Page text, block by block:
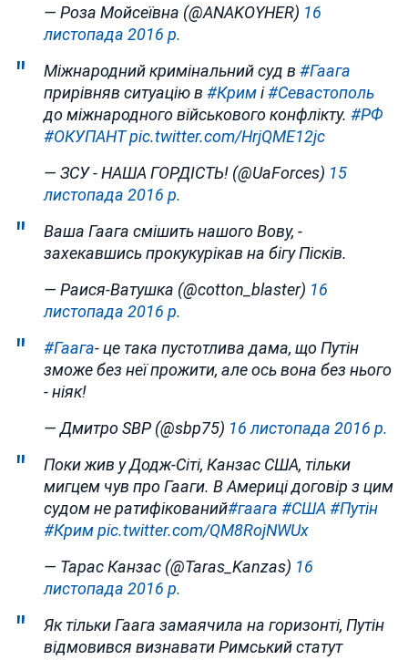
— Роза Мойсеївна (@ANAKOYHER) 16
листопада 2016 р.
Міжнародний кримінальний суд в #Гаага
прирівняв ситуацію в #Кримі#Севастополь
до міжнародного військового конфлікту. #РФ
#ОКУПАНТpic.twitter.com/HrjQME12jc
— ЗСУ - НАША ГОРДІСТЬ! (@UaForces) 15
листопада 2016 р.
Ваша Гаага смішить нашого Вову, -
захекавшись прокукурікав на бігу Пісків.
— Раися-Ватушка (@cotton_blaster) 16
листопада 2016 р.
#Гаага- це така пустотлива дама, що Путін
зможе без неї прожити, але ось вона без нього
- ніяк!
— Дмитро SBP (@sbp75) 16 листопада 2016 р.
Поки жив у Додж-Сіті, Канзас США, тільки
мигцем чув про Гааги. В Америці договір з цим
судом не ратифікований#гаага #США #Путін
#Кримpic.twitter.com/QM8RojNWUx
— Тарас Канзас (@Taras_Kanzas) 16
листопада 2016 р.
Як тільки Гаага замаячила на горизонті, Путін
відмовився визнавати Римський статут